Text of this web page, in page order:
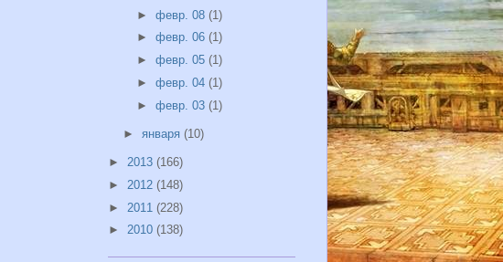
►февр. 08(1)
►февр. 06(1)
►февр. 05(1)
►февр. 04(1)
►февр. 03(1)
► января (10)
► 2013 (166)
► 2012 (148)
► 2011 (228)
► 2010 (138)